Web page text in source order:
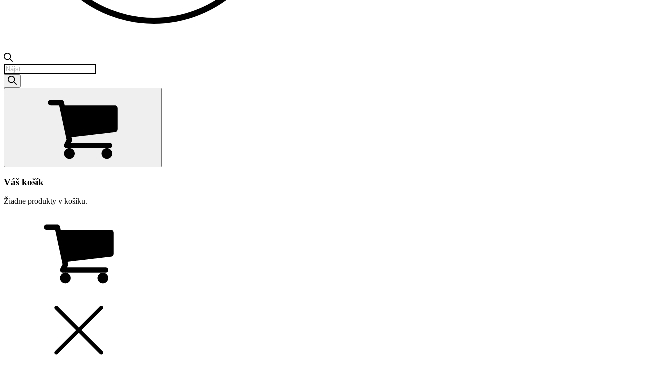
Products
search
Váš košík
Žiadne produkty v košíku.